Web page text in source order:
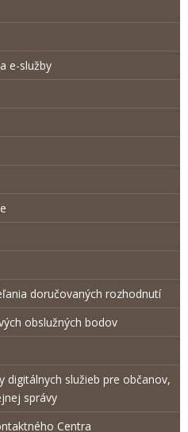
e-služby
doručovaných rozhodnutí
obslužných bodov
digitálnych služieb pre občanov,
správy
Centra